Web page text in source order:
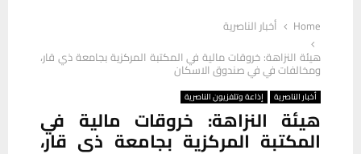
Home
أخبار الناصرية
هيئة النزاهة: خروقات مالية في المكتبة المركزية بجامعة ذي قار،
ومخالفات في في صندوق الاسكان
أخبار الناصرية إذاعة وتلفزيون الناصرية
هيئة النزاهة: خروقات مالية في
المكتبة المركزية بجامعة ذي قار،